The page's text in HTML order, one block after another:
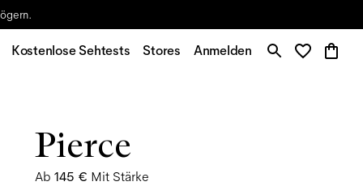
Kostenlose Sehtests Stores Anmelden
Pierce
Ab 145 € Mit Stärke